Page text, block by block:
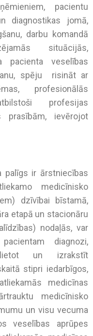
pacientu
diagnostikas jomā,
darbu komandā
situācijās,
pacienta veselības
spēju risināt ar
profesionālās
profesijas
ievērojot
palīgs ir ārstniecības
medicīnisko
dzīvībai bīstamā,
etapā un stacionāru
nodaļās, var
diagnozi,
un izrakstīt
stipri iedarbīgos,
medicīnas
medicīnisko
un visu vecuma
veselības aprūpes